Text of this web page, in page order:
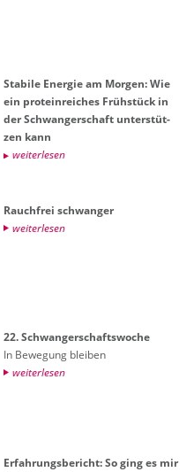
Sta­bi­le En­er­gie am Mor­gen: Wie
ein pro­te­in­rei­ches Früh­stück in
der Schwan­ger­schaft un­ter­stüt­
zen kann
wei­ter­le­sen
Rauch­frei schwan­ger
wei­ter­le­sen
22. Schwan­ger­schafts­wo­che
In Be­we­gung blei­ben
wei­ter­le­sen
Er­fah­rungs­be­richt: So ging es mir